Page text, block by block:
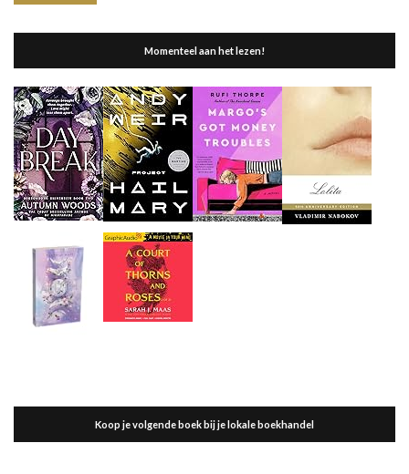
Momenteel aan het lezen!
Koop je volgende boek bij je lokale boekhandel